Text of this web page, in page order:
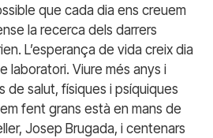
que cada dia ens creuem
la recerca dels darrers
L’esperança de vida creix dia
laboratori. Viure més anys i
de salut, físiques i psíquiques
fent grans està en mans de
Josep Brugada, i centenars